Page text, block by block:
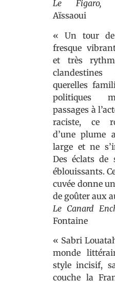
Le Figaro,
Aïssaoui
« Un tour de
fresque
et très
clandestines
querelles
politiques
passages à
raciste, ce
d’une plume
large et ne
Des éclats de
éblouissants.
cuvée donne
de goûter aux
Le Canard
Fontaine
« Sabri
monde
style incisif,
couche la